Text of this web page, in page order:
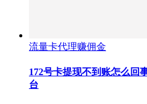
流量卡代理赚佣金
172号卡提现不到账怎么回
台